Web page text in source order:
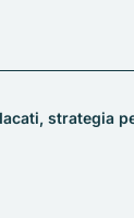
strategia